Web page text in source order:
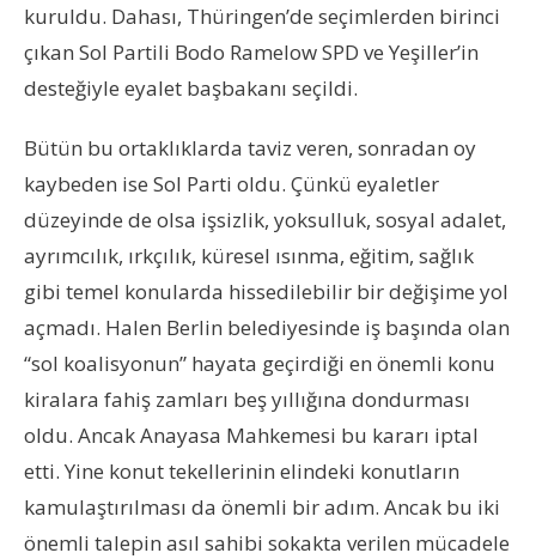
kuruldu. Dahası, Thüringen’de seçimlerden birinci
çıkan Sol Partili Bodo Ramelow SPD ve Yeşiller’in
desteğiyle eyalet başbakanı seçildi.
Bütün bu ortaklıklarda taviz veren, sonradan oy
kaybeden ise Sol Parti oldu. Çünkü eyaletler
düzeyinde de olsa işsizlik, yoksulluk, sosyal adalet,
ayrımcılık, ırkçılık, küresel ısınma, eğitim, sağlık
gibi temel konularda hissedilebilir bir değişime yol
açmadı. Halen Berlin belediyesinde iş başında olan
“sol koalisyonun” hayata geçirdiği en önemli konu
kiralara fahiş zamları beş yıllığına dondurması
oldu. Ancak Anayasa Mahkemesi bu kararı iptal
etti. Yine konut tekellerinin elindeki konutların
kamulaştırılması da önemli bir adım. Ancak bu iki
önemli talepin asıl sahibi sokakta verilen mücadele